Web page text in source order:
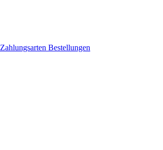
Zahlungsarten Bestellungen